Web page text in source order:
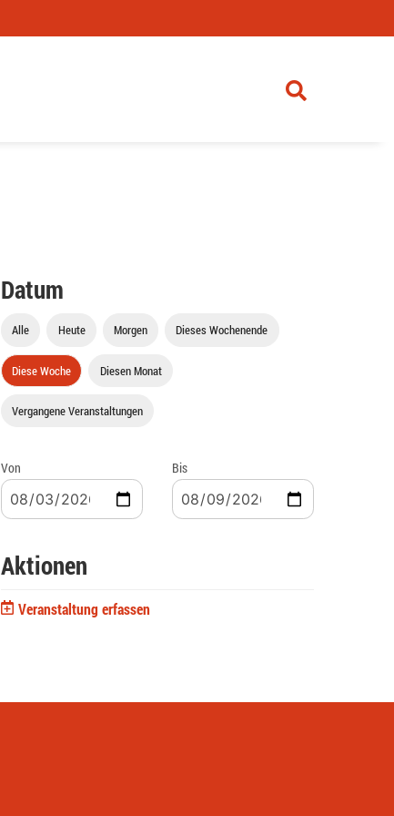
Datum
Alle Heute Morgen Dieses Wochenende
Diese Woche Diesen Monat
Vergangene Veranstaltungen
Von Bis
Aktionen
Veranstaltung erfassen